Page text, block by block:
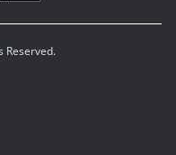
Reserved.